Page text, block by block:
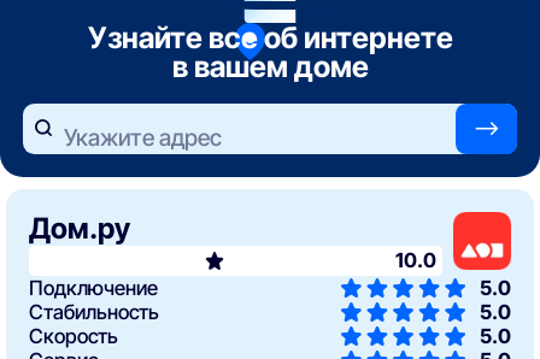
Узнайте все об интернете
в вашем доме
Укажите адрес —>
Дом.ру
10.0
Подключение
5.0
Стабильность
5.0
Скорость
5.0